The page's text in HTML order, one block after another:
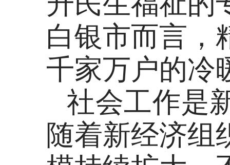
白银市而言，
千家万户的冷
社会工作是
随着新经济组